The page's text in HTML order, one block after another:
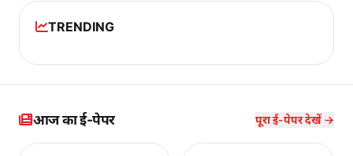
TRENDING
आज का ई-पेपर पूरा ई-पेपर देखें →